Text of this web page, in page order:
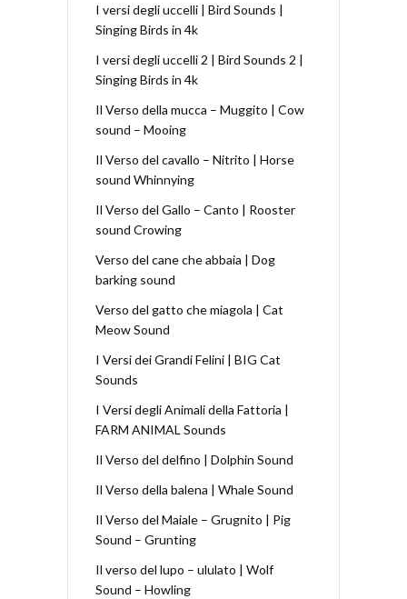
I versi degli uccelli | Bird Sounds |
Singing Birds in 4k
I versi degli uccelli 2 | Bird Sounds 2 |
Singing Birds in 4k
Il Verso della mucca – Muggito | Cow
sound – Mooing
Il Verso del cavallo – Nitrito | Horse
sound Whinnying
Il Verso del Gallo – Canto | Rooster
sound Crowing
Verso del cane che abbaia | Dog
barking sound
Verso del gatto che miagola | Cat
Meow Sound
I Versi dei Grandi Felini | BIG Cat
Sounds
I Versi degli Animali della Fattoria |
FARM ANIMAL Sounds
Il Verso del delfino | Dolphin Sound
Il Verso della balena | Whale Sound
Il Verso del Maiale – Grugnito | Pig
Sound – Grunting
Il verso del lupo – ululato | Wolf
Sound – Howling